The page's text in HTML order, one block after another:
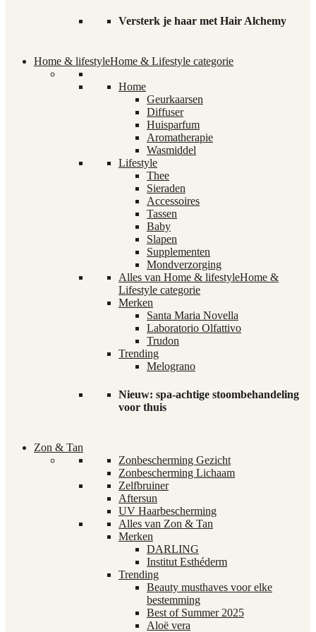
Versterk je haar met Hair Alchemy
Home & lifestyleHome & Lifestyle categorie
Home
Geurkaarsen
Diffuser
Huisparfum
Aromatherapie
Wasmiddel
Lifestyle
Thee
Sieraden
Accessoires
Tassen
Baby
Slapen
Supplementen
Mondverzorging
Alles van Home & lifestyleHome &
Lifestyle categorie
Merken
Santa Maria Novella
Laboratorio Olfattivo
Trudon
Trending
Melograno
Nieuw: spa-achtige stoombehandeling
voor thuis
Zon & Tan
Zonbescherming Gezicht
Zonbescherming Lichaam
Zelfbruiner
Aftersun
UV Haarbescherming
Alles van Zon & Tan
Merken
DARLING
Institut Esthéderm
Trending
Beauty musthaves voor elke
bestemming
Best of Summer 2025
Aloë vera